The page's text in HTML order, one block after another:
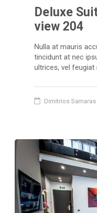
Deluxe
view 204
Nulla at mauris
tincidunt at nec
ultrices, vel feugiat
Dimitrios Samaras